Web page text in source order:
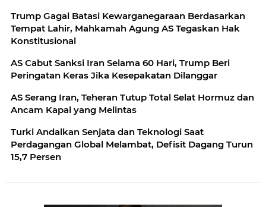
Trump Gagal Batasi Kewarganegaraan Berdasarkan
Tempat Lahir, Mahkamah Agung AS Tegaskan Hak
Konstitusional
AS Cabut Sanksi Iran Selama 60 Hari, Trump Beri
Peringatan Keras Jika Kesepakatan Dilanggar
AS Serang Iran, Teheran Tutup Total Selat Hormuz dan
Ancam Kapal yang Melintas
Turki Andalkan Senjata dan Teknologi Saat
Perdagangan Global Melambat, Defisit Dagang Turun
15,7 Persen